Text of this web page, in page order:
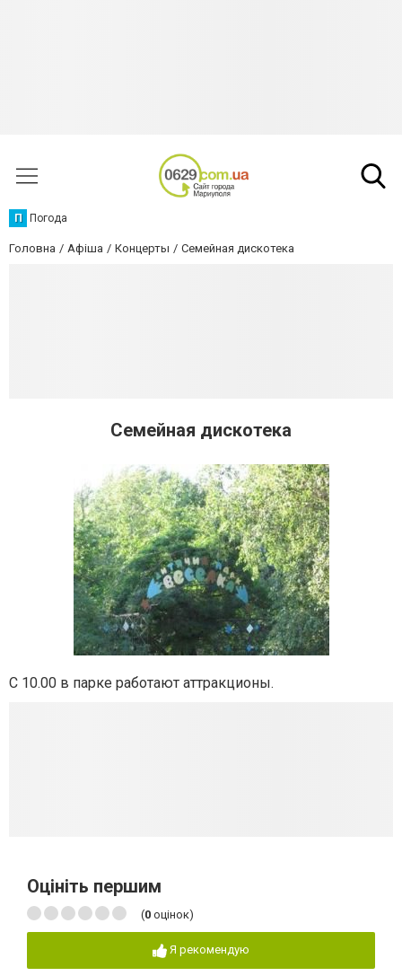
П Погода
Головна Афіша Концерты Семейная дискотека
Семейная дискотека
С 10.00 в парке работают аттракционы.
Оцініть першим
(0 оцінок)
Я рекомендую